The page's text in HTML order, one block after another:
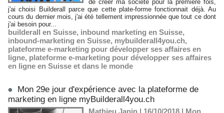
de créer ma société pour la première fois,
j'ai choisi Builderall parce que cette plate-forme fonctionnait déjà. Au
cours du dernier mois, j'ai été tellement impressionnée que tout ce dont
j'ai besoin pour...
builderall en Suisse, inbound marketing en Suisse,
inbound-marketing en Suisse, mybuilderall4you.ch,
plateforme e-marketing pour développer ses affaires en
ligne, plateforme e-marketing pour développer ses affaires
en ligne en Suisse et dans le monde
Mon 29e jour d'expérience avec la plateforme de
marketing en ligne myBuilderall4you.ch
Mathieu Janin | 16/10/2018 | Mon